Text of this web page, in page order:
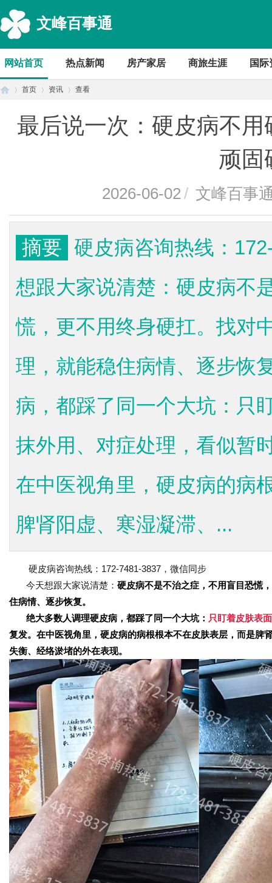
文峰百事通
网站首页 热点新闻 房产家居 商旅生涯 国际
首页 资讯 查看
最后说一次：硬皮病不
顽固
2026-06-02 / 文峰百事
摘要 硬皮病咨询热线：
想跟大家说清楚：硬皮病不
慌，更不用终身硬扛。找对
理，就能稳住病情、逐步恢
病，都踩了同一个大坑：只
抹外用、对症处理，看似暂
在中医视角里，硬皮病的病
脾肾阳虚、寒湿凝滞、...
硬皮病咨询热线：172-7481-3837，微信同步
今天想跟大家说清楚： 硬皮病不是不治之症，不用盲目恐慌
住病情、逐步恢复。
绝大多数人调理硬皮病，都踩了同一个大坑： 只盯着皮肤表
复发。在中医视角里，硬皮病的病根根本不在皮肤表层，而是脾
失衡、经络淤堵的外在表现。